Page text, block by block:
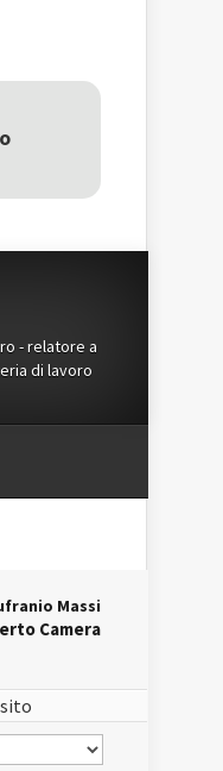
- relatore a
di lavoro
Massi
Camera